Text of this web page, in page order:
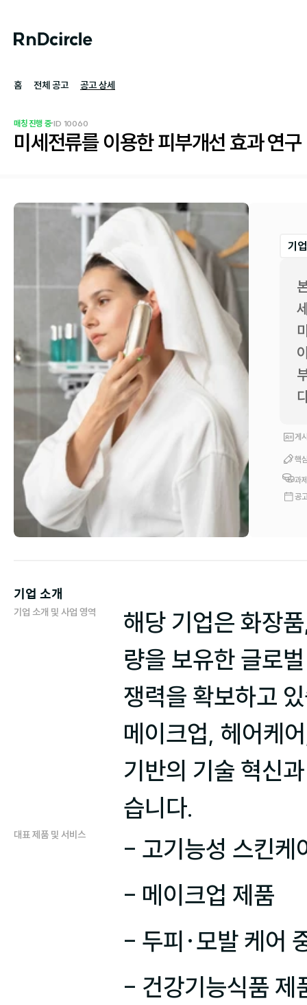
매칭 진행 중·ID 10060
미세전류를 이용한 피부개선 효과 연구
기
게
핵
과
공
기업 소개
기업 소개 및 사업 영역
해당 기업은 화장
량을 보유한 글로
쟁력을 확보하고
메이크업, 헤어케
기반의 기술 혁신
습니다.
대표 제품 및 서비스
- 고기능성 스킨케
- 메이크업 제품
- 두피·모발 케어
홈 전체 공고 공고 상세